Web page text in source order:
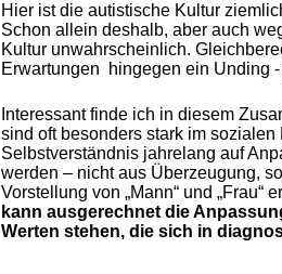
Hier ist die autistische Kultur
Schon allein deshalb, aber auch
Kultur unwahrscheinlich.
Erwartungen hingegen ein Unding
Interessant finde ich in diesem
sind oft besonders stark im
Selbstverständnis jahrelang auf
werden – nicht aus Überzeugung,
Vorstellung von „Mann“ und
kann ausgerechnet die
Werten stehen, die sich in